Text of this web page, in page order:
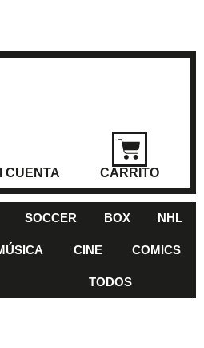
CUENTA CARRITO
SOCCER BOX NHL
CINE COMICS
TODOS